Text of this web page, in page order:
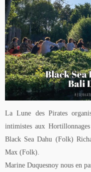
La Lune des Pirates
intimistes aux
Black Sea Dahu (Folk)
Max (Folk).
Marine Duquesnoy nous en